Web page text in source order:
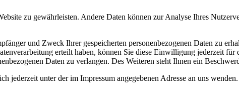
zu gewährleisten. Andere Daten können zur Analyse Ihres
und Zweck Ihrer gespeicherten personenbezogenen Daten zu
erteilt haben, können Sie diese Einwilligung jederzeit
Daten zu verlangen. Des Weiteren steht Ihnen ein
jederzeit unter der im Impressum angegebenen Adresse an uns wenden.